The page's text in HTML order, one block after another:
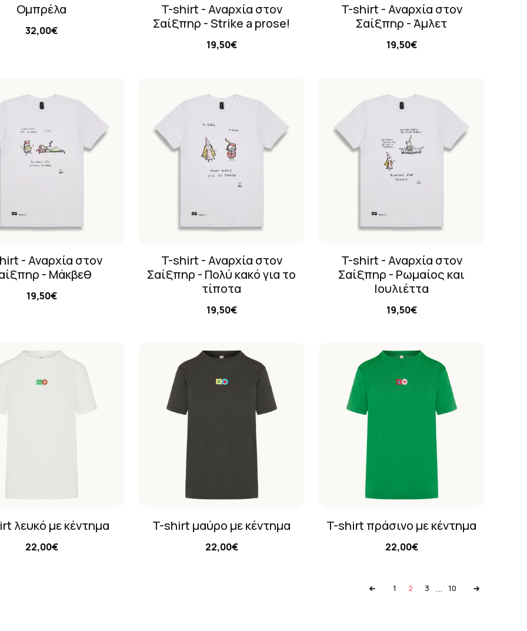
Ομπρέλα
32,00€
T-shirt - Αναρχία στον
Σαίξπηρ - Strike a prose!
19,50€
T-shirt - Αναρχία στον
Σαίξπηρ - Άμλετ
19,50€
- Αναρχία στον
- Μάκβεθ
19,50€
T-shirt - Αναρχία στον
Σαίξπηρ - Πολύ κακό για το
τίποτα
19,50€
T-shirt - Αναρχία στον
Σαίξπηρ - Ρωμαίος και
Ιουλιέττα
19,50€
λευκό με κέντημα
22,00€
T-shirt μαύρο με κέντημα
22,00€
T-shirt πράσινο με κέντημα
22,00€
1 2 3 ... 10